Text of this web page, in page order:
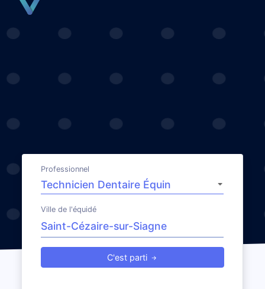
Professionnel
Ville de l'équidé
C'est parti